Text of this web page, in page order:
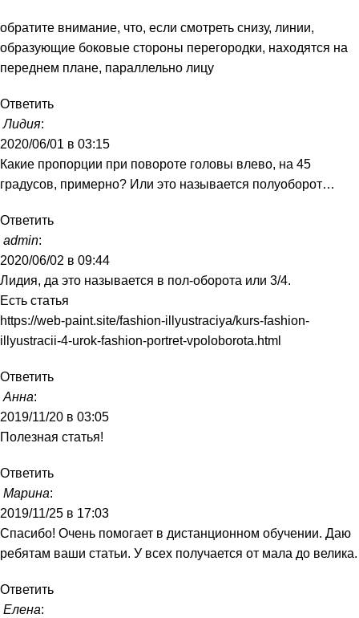
обратите внимание, что, если смотреть снизу, линии,
образующие боковые стороны перегородки, находятся на
переднем плане, параллельно лицу
Ответить
Лидия:
2020/06/01 в 03:15
Какие пропорции при повороте головы влево, на 45
градусов, примерно? Или это называется полуоборот…
Ответить
admin:
2020/06/02 в 09:44
Лидия, да это называется в пол-оборота или 3/4.
Есть статья
https://web-paint.site/fashion-illyustraciya/kurs-fashion-
illyustracii-4-urok-fashion-portret-vpoloborota.html
Ответить
Анна:
2019/11/20 в 03:05
Полезная статья!
Ответить
Марина:
2019/11/25 в 17:03
Спасибо! Очень помогает в дистанционном обучении. Даю
ребятам ваши статьи. У всех получается от мала до велика.
Ответить
Елена: